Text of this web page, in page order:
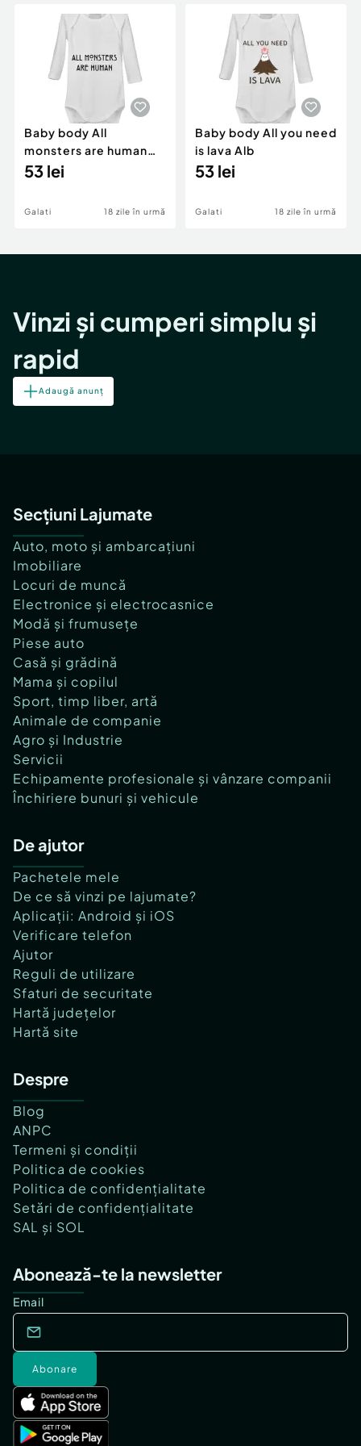
Servicii
Animale de companie
Afaceri și echipamente profesionale
Inchiriere Bunuri si Vehicule
Utilaje agricole si industriale
Piese auto si accesorii
Dacia Duster
Baby body All
monsters are human
Alb
53 lei
Galati 18 zile în urmă
Baby body All you need
is lava Alb
53 lei
Galati 18 zile în urmă
Vinzi și cumperi simplu și
rapid
Adaugă anunț
Secțiuni Lajumate
Auto, moto și ambarcațiuni
Imobiliare
Locuri de muncă
Electronice și electrocasnice
Modă și frumusețe
Piese auto
Casă și grădină
Mama și copilul
Sport, timp liber, artă
Animale de companie
Agro și Industrie
Servicii
Echipamente profesionale și vânzare companii
Închiriere bunuri și vehicule
De ajutor
Pachetele mele
De ce să vinzi pe lajumate?
Aplicații: Android și iOS
Verificare telefon
Ajutor
Reguli de utilizare
Sfaturi de securitate
Hartă județelor
Hartă site
Despre
Blog
ANPC
Termeni și condiții
Politica de cookies
Politica de confidențialitate
Setări de confidențialitate
SAL și SOL
Abonează-te la newsletter
Email
Abonare